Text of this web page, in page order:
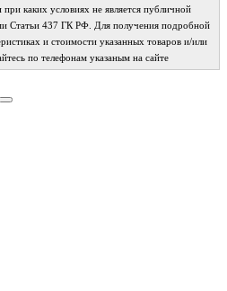
каких условиях не является публичной
Статьи 437 ГК РФ. Для получения подробной
и стоимости указанных товаров и/или
по телефонам указаным на сайте